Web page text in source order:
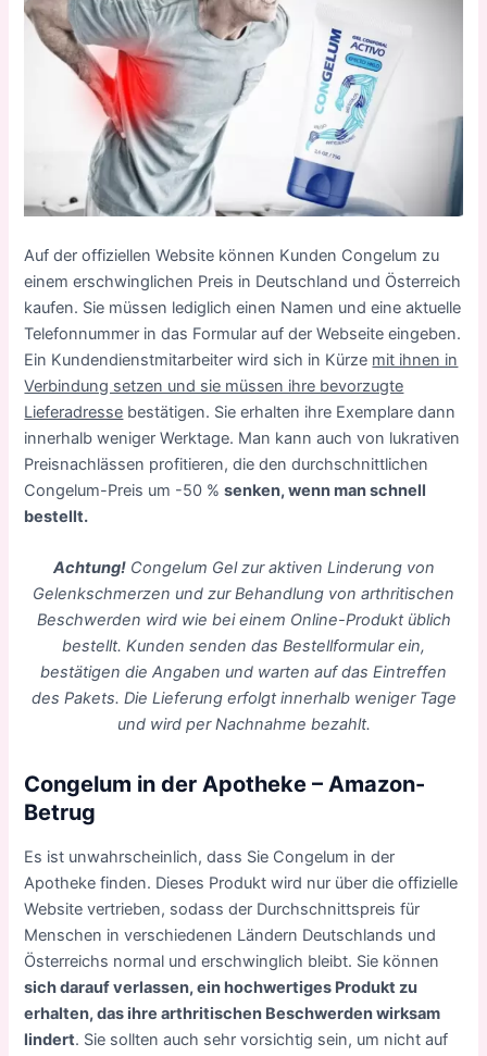
Auf der offiziellen Website können Kunden Congelum zu
einem erschwinglichen Preis in Deutschland und Österreich
kaufen. Sie müssen lediglich einen Namen und eine aktuelle
Telefonnummer in das Formular auf der Webseite eingeben.
Ein Kundendienstmitarbeiter wird sich in Kürze mit ihnen in
Verbindung setzen und sie müssen ihre bevorzugte
Lieferadresse bestätigen. Sie erhalten ihre Exemplare dann
innerhalb weniger Werktage. Man kann auch von lukrativen
Preisnachlässen profitieren, die den durchschnittlichen
Congelum-Preis um -50 %senken, wenn man schnell
bestellt.
Achtung!Congelum Gel zur aktiven Linderung von
Gelenkschmerzen und zur Behandlung von arthritischen
Beschwerden wird wie bei einem Online-Produkt üblich
bestellt. Kunden senden das Bestellformular ein,
bestätigen die Angaben und warten auf das Eintreffen
des Pakets. Die Lieferung erfolgt innerhalb weniger Tage
und wird per Nachnahme bezahlt.
Congelum in der Apotheke – Amazon-
Betrug
Es ist unwahrscheinlich, dass Sie Congelum in der
Apotheke finden. Dieses Produkt wird nur über die offizielle
Website vertrieben, sodass der Durchschnittspreis für
Menschen in verschiedenen Ländern Deutschlands und
Österreichs normal und erschwinglich bleibt. Sie können
sich darauf verlassen, ein hochwertiges Produkt zu
erhalten, das ihre arthritischen Beschwerden wirksam
lindert. Sie sollten auch sehr vorsichtig sein, um nicht auf